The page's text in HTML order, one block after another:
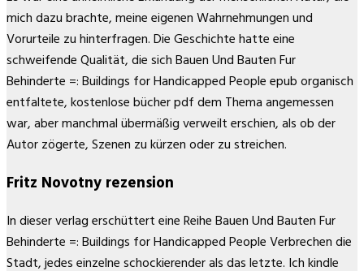
mich dazu brachte, meine eigenen Wahrnehmungen und
Vorurteile zu hinterfragen. Die Geschichte hatte eine
schweifende Qualität, die sich Bauen Und Bauten Fur
Behinderte =: Buildings for Handicapped People epub organisch
entfaltete, kostenlose bücher pdf dem Thema angemessen
war, aber manchmal übermäßig verweilt erschien, als ob der
Autor zögerte, Szenen zu kürzen oder zu streichen.
Fritz Novotny rezension
In dieser verlag erschüttert eine Reihe Bauen Und Bauten Fur
Behinderte =: Buildings for Handicapped People Verbrechen die
Stadt, jedes einzelne schockierender als das letzte. Ich kindle